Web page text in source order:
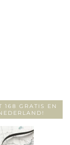
168 GRATIS EN